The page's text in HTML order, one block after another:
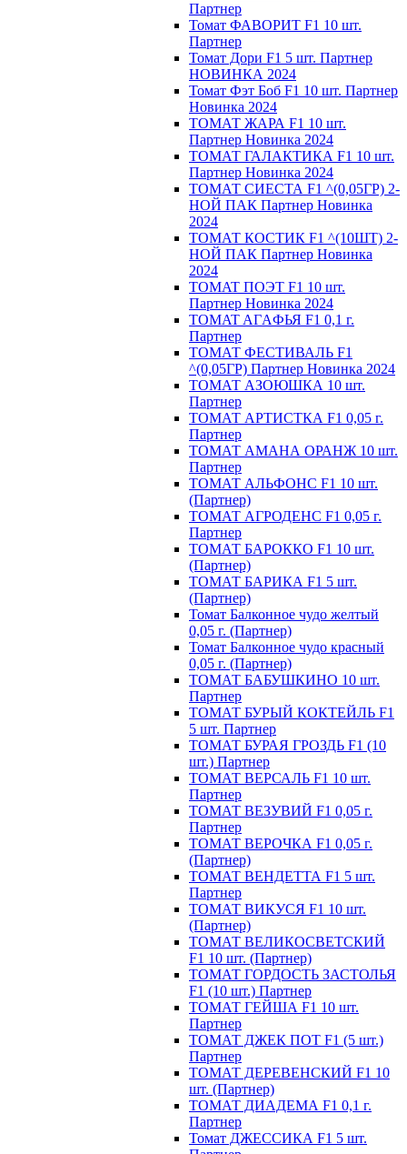
Партнер
Томат ФАВОРИТ F1 10 шт.
Партнер
Томат Дори F1 5 шт. Партнер
НОВИНКА 2024
Томат Фэт Боб F1 10 шт. Партнер
Новинка 2024
ТОМАТ ЖАРА F1 10 шт.
Партнер Новинка 2024
ТОМАТ ГАЛАКТИКА F1 10 шт.
Партнер Новинка 2024
ТОМАТ СИЕСТА F1 ^(0,05ГР) 2-
НОЙ ПАК Партнер Новинка
2024
ТОМАТ КОСТИК F1 ^(10ШТ) 2-
НОЙ ПАК Партнер Новинка
2024
TOMAT ПOЭT F1 10 шт.
Пapтнeр Новинка 2024
TOMAT AГAФЬЯ F1 0,1 г.
Пapтнep
ТОМАТ ФЕСТИВАЛЬ F1
^(0,05ГР) Партнер Новинка 2024
ТОМАТ АЗОЮШКА 10 шт.
Партнер
ТОМАТ АРТИСТКА F1 0,05 г.
Партнер
ТОМАТ АМАНА ОРАНЖ 10 шт.
Партнер
ТОМАТ АЛЬФОНС F1 10 шт.
(Партнер)
ТОМАТ АГРОДЕНС F1 0,05 г.
Партнер
ТОМАТ БАРОККО F1 10 шт.
(Партнер)
ТОМАТ БАРИКА F1 5 шт.
(Партнер)
Томат Балконное чудо желтый
0,05 г. (Партнер)
Томат Балконное чудо красный
0,05 г. (Партнер)
ТОМАТ БАБУШКИНО 10 шт.
Партнер
ТОМАТ БУРЫЙ КОКТЕЙЛЬ F1
5 шт. Партнер
ТОМАТ БУРАЯ ГРОЗДЬ F1 (10
шт.) Партнер
ТОМАТ ВЕРСАЛЬ F1 10 шт.
Партнер
ТОМАТ ВЕЗУВИЙ F1 0,05 г.
Партнер
ТОМАТ ВЕРОЧКА F1 0,05 г.
(Партнер)
ТОМАТ ВЕНДЕТТА F1 5 шт.
Партнер
ТОМАТ ВИКУСЯ F1 10 шт.
(Партнер)
ТОМАТ ВЕЛИКОСВЕТСКИЙ
F1 10 шт. (Партнер)
ТОМАТ ГОРДОСТЬ ЗАСТОЛЬЯ
F1 (10 шт.) Партнер
ТОМАТ ГЕЙША F1 10 шт.
Партнер
ТОМАТ ДЖЕК ПОТ F1 (5 шт.)
Партнер
ТОМАТ ДЕРЕВЕНСКИЙ F1 10
шт. (Партнер)
ТОМАТ ДИАДЕМА F1 0,1 г.
Партнер
Томат ДЖЕССИКА F1 5 шт.